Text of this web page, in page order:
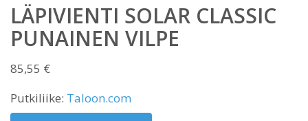
LÄPIVIENTI SOLAR CLASSIC
PUNAINEN VILPE
85,55 €
Putkiliike: Taloon.com